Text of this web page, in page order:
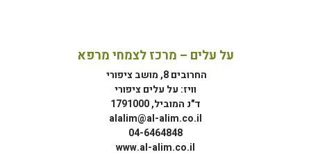
על עלים – מרכז לצמחי מרפא
החרובים 8, מושב ציפורי
וויז: על עלים ציפורי
ד"נ המוביל, 1791000
alalim@al-alim.co.il
04-6464848
www.al-alim.co.il